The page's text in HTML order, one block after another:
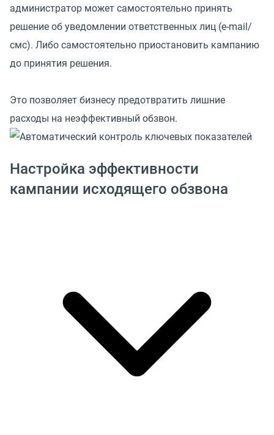
администратор может самостоятельно принять
решение об уведомлении ответственных лиц (e-mail/
смс). Либо самостоятельно приостановить кампанию
до принятия решения.
Это позволяет бизнесу предотвратить лишние
расходы на неэффективный обзвон.
Настройка эффективности
кампании исходящего обзвона